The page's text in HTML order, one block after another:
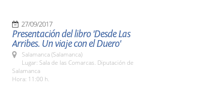
27/09/2017
Presentación del libro 'Desde Las
Arribes. Un viaje con el Duero'
Salamanca (Salamanca)
Lugar: Sala de las Comarcas. Diputación de
Salamanca
Hora: 11:00 h.